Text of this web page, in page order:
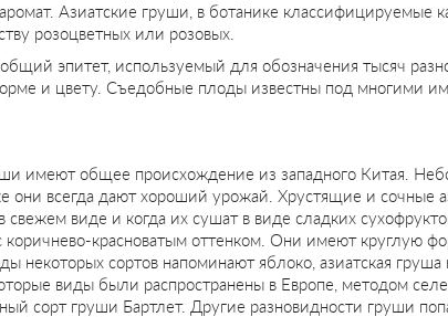
Азиатские груши, в ботанике классифицируемые
розоцветных или розовых.
эпитет, используемый для обозначения тысяч
и цвету. Съедобные плоды известны под многими
имеют общее происхождение из западного Китая.
они всегда дают хороший урожай. Хрустящие и сочные
виде и когда их сушат в виде сладких
красноватым оттенком. Они имеют круглую
некоторых сортов напоминают яблоко, азиатская
виды были распространены в Европе, методом
сорт груши Бартлет. Другие разновидности груши